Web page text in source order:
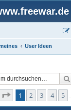
User Ideen
Seite von 315
1 2 3 4 5